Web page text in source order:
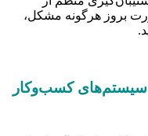
بروز هرگونه مشکل،
سیستم‌های کسب‌وکار